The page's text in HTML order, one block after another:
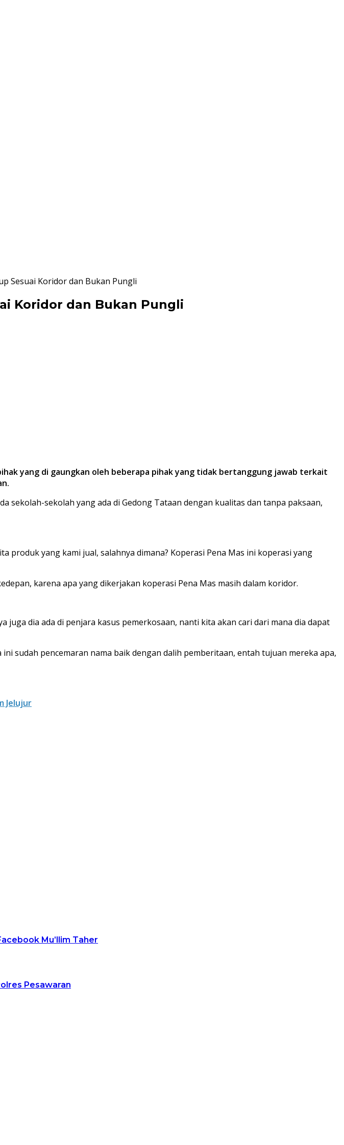
Sesuai Koridor dan Bukan Pungli
Koridor dan Bukan Pungli
yang di gaungkan oleh beberapa pihak yang tidak bertanggung jawab terkait
sekolah-sekolah yang ada di Gedong Tataan dengan kualitas dan tanpa paksaan,
produk yang kami jual, salahnya dimana? Koperasi Pena Mas ini koperasi yang
karena apa yang dikerjakan koperasi Pena Mas masih dalam koridor.
dia ada di penjara kasus pemerkosaan, nanti kita akan cari dari mana dia dapat
sudah pencemaran nama baik dengan dalih pemberitaan, entah tujuan mereka apa,
Jelujur
Mu’llim Taher
Pesawaran